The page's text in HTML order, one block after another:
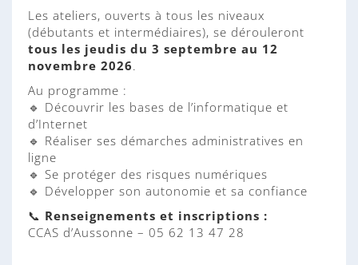
Les ateliers, ouverts à tous les niveaux
(débutants et intermédiaires), se dérouleront
tous les jeudis du 3 septembre au 12
novembre 2026.
Au programme :
🔹 Découvrir les bases de l’informatique et
d’Internet
🔹 Réaliser ses démarches administratives en
ligne
🔹 Se protéger des risques numériques
🔹 Développer son autonomie et sa confiance
📞 Renseignements et inscriptions :
CCAS d’Aussonne – 05 62 13 47 28